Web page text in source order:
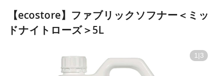
【ecostore】ファブリックソフナー＜ミッ
ドナイトローズ＞5L
1 | 3